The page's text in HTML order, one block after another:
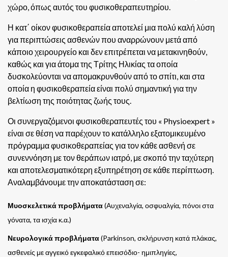
χώρο, όπως αυτός του φυσικοθεραπευτηρίου.
Η κατ΄ οίκον φυσικοθεραπεία αποτελεί μια πολύ καλή λύση
για περιπτώσεις ασθενών που αναρρώνουν μετά από
κάποιο χειρουργείο και δεν επιτρέπεται να μετακινηθούν,
καθώς και για άτομα της Τρίτης Ηλικίας τα οποία
δυσκολεύονται να απομακρυνθούν από το σπίτι, και στα
οποία η φυσικοθεραπεία είναι πολύ σημαντική για την
βελτίωση της ποιότητας ζωής τους.
Οι συνεργαζόμενοι φυσικοθεραπευτές του « Physioexpert »
είναι σε θέση να παρέχουν το κατάλληλο εξατομικευμένο
πρόγραμμα φυσικοθεραπείας για τον κάθε ασθενή σε
συνεννόηση με τον θεράπων ιατρό, με σκοπό την ταχύτερη
και αποτελεσματικότερη εξυπηρέτηση σε κάθε περίπτωση.
Αναλαμβάνουμε την αποκατάσταση σε:
Μυοσκελετικά προβλήματα(Αυχεναλγία, οσφυαλγία, πόνοι στα
γόνατα, τα ισχία κ.α.)
Νευρολογικά προβλήματα(Parkinson, σκλήρυνση κατά πλάκας,
ασθενείς με αγγεικό εγκεφαλικό επεισόδιο- ημιπληγίες,